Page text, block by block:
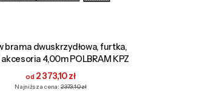
brama dwuskrzydłowa, furtka,
akcesoria 4,00m POLBRAM KPZ
Cena promocyjna
2 373,10 zł
Najniższa cena: 2 373,10 zł